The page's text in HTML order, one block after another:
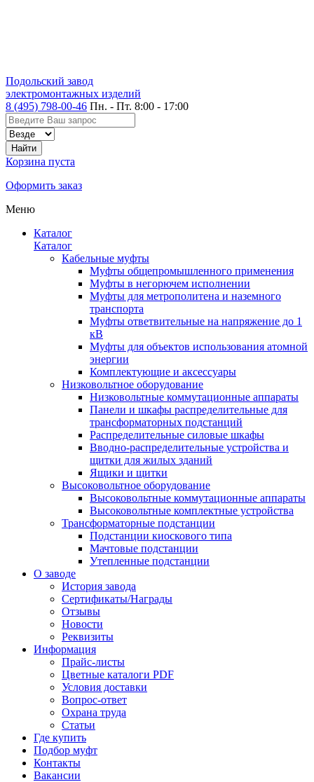
Подольский завод
электромонтажных изделий
8 (495) 798-00-46 Пн. - Пт. 8:00 - 17:00
Корзина пуста
Оформить заказ
Меню
Каталог
Каталог
Кабельные муфты
Муфты общепромышленного применения
Муфты в негорючем исполнении
Муфты для метрополитена и наземного
транспорта
Муфты ответвительные на напряжение до 1
кВ
Муфты для объектов использования атомной
энергии
Комплектующие и аксессуары
Низковольтное оборудование
Низковольтные коммутационные аппараты
Панели и шкафы распределительные для
трансформаторных подстанций
Распределительные силовые шкафы
Вводно-распределительные устройства и
щитки для жилых зданий
Ящики и щитки
Высоковольтное оборудование
Высоковольтные коммутационные аппараты
Высоковольтные комплектные устройства
Трансформаторные подстанции
Подстанции киоскового типа
Мачтовые подстанции
Утепленные подстанции
О заводе
История завода
Сертификаты/Награды
Отзывы
Новости
Реквизиты
Информация
Прайс-листы
Цветные каталоги PDF
Условия доставки
Вопрос-ответ
Охрана труда
Статьи
Где купить
Подбор муфт
Контакты
Вакансии